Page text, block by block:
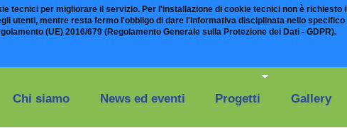
tecnici per migliorare il servizio. Per l'installazione di cookie tecnici non è richiesto il
utenti, mentre resta fermo l'obbligo di dare l'informativa disciplinata nello specifico
(UE) 2016/679 (Regolamento Generale sulla Protezione dei Dati - GDPR).
Chi siamo News ed eventi Progetti Gallery